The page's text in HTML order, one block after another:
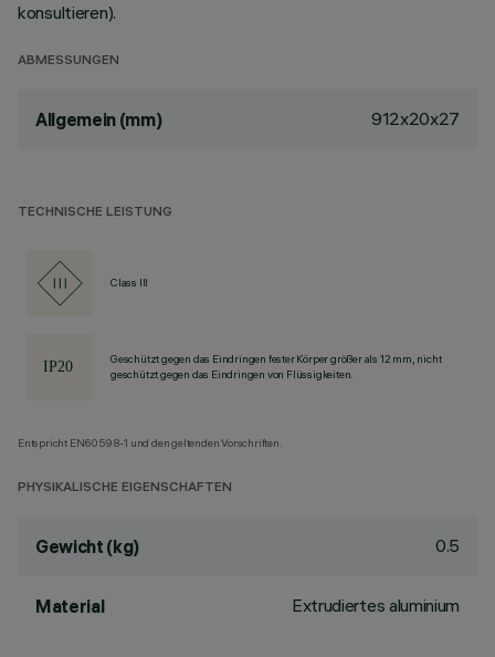
konsultieren).
ABMESSUNGEN
Allgemein (mm) 912x20x27
TECHNISCHE LEISTUNG
Class III
Geschützt gegen das Eindringen fester Körper größer als 12 mm, nicht
geschützt gegen das Eindringen von Flüssigkeiten.
Entspricht EN60598-1 und den geltenden Vorschriften.
PHYSIKALISCHE EIGENSCHAFTEN
Gewicht (kg) 0.5
Material Extrudiertes aluminium